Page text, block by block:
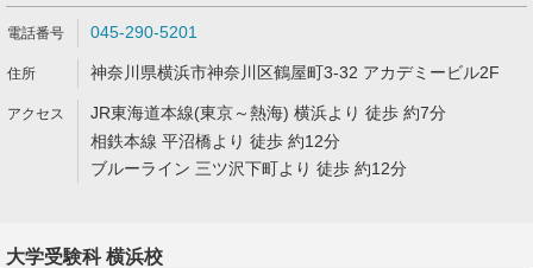
045-290-5201
神奈川県横浜市神奈川区鶴屋町3-32 アカデミービル2F
JR東海道本線(東京～熱海) 横浜より 徒歩 約7分
相鉄本線 平沼橋より 徒歩 約12分
ブルーライン 三ツ沢下町より 徒歩 約12分
大学受験科 横浜校